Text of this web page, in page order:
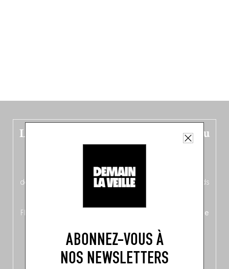
ABONNEZ-VOUS À
NOS NEWSLETTERS
Le nouveau guide Belgique est sorti du
four !
néerlandais côté face – à moins que ne soit l’inverse ?),
découvrez
une partie mag « Nord-Zuid »
qui met les pieds
Flandre, à Bruxelles et en Wallonie, ainsi qu’
un palmarès de